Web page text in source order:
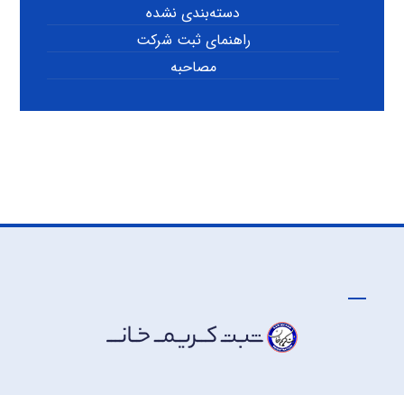
دسته‌بندی نشده
راهنمای ثبت شرکت
مصاحبه